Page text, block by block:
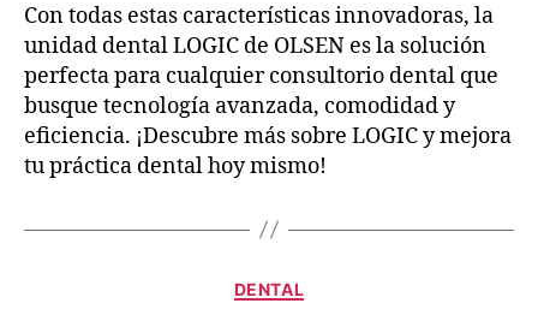
Con todas estas características innovadoras, la
unidad dental LOGIC de OLSEN es la solución
perfecta para cualquier consultorio dental que
busque tecnología avanzada, comodidad y
eficiencia. ¡Descubre más sobre LOGIC y mejora
tu práctica dental hoy mismo!
DENTAL